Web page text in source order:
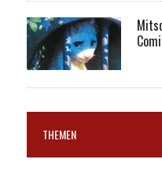
THEMEN